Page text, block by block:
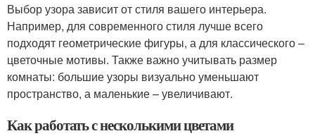
Выбор узора зависит от стиля вашего интерьера.
Например, для современного стиля лучше всего
подходят геометрические фигуры, а для классического –
цветочные мотивы. Также важно учитывать размер
комнаты: большие узоры визуально уменьшают
пространство, а маленькие – увеличивают.
Как работать с несколькими цветами